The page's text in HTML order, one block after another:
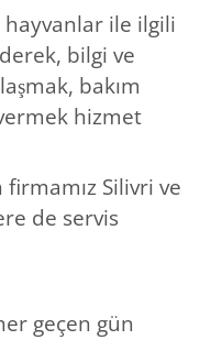
hayvanlar ile ilgili
bilgi ve
bakım
hizmet
Silivri ve
de servis
geçen gün